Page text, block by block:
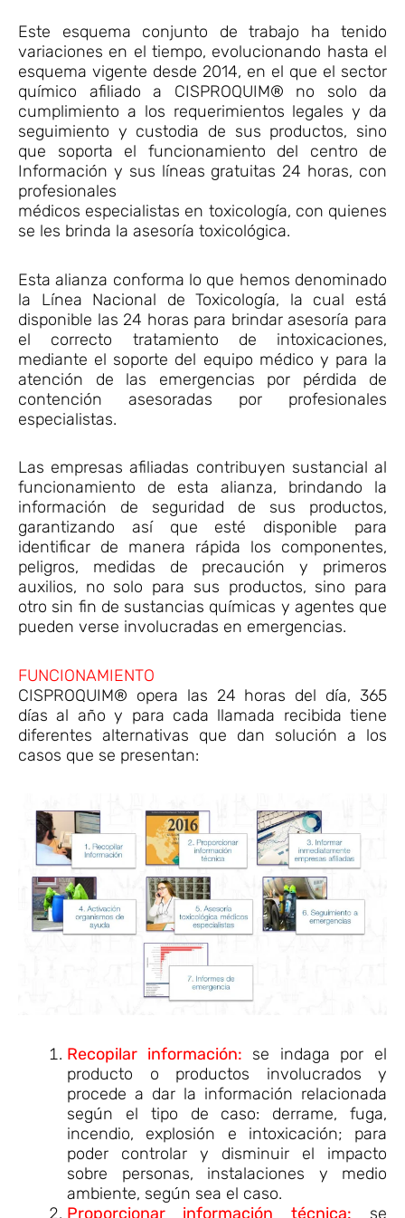
Este esquema conjunto de trabajo ha tenido
variaciones en el tiempo, evolucionando hasta el
esquema vigente desde 2014, en el que el sector
químico afiliado a CISPROQUIM® no solo da
cumplimiento a los requerimientos legales y da
seguimiento y custodia de sus productos, sino
que soporta el funcionamiento del centro de
Información y sus líneas gratuitas 24 horas, con
profesionales
médicos especialistas en toxicología, con quienes
se les brinda la asesoría toxicológica.
Esta alianza conforma lo que hemos denominado
la Línea Nacional de Toxicología, la cual está
disponible las 24 horas para brindar asesoría para
el correcto tratamiento de intoxicaciones,
mediante el soporte del equipo médico y para la
atención de las emergencias por pérdida de
contención asesoradas por profesionales
especialistas.
Las empresas afiliadas contribuyen sustancial al
funcionamiento de esta alianza, brindando la
información de seguridad de sus productos,
garantizando así que esté disponible para
identificar de manera rápida los componentes,
peligros, medidas de precaución y primeros
auxilios, no solo para sus productos, sino para
otro sin fin de sustancias químicas y agentes que
pueden verse involucradas en emergencias.
FUNCIONAMIENTO
CISPROQUIM® opera las 24 horas del día, 365
días al año y para cada llamada recibida tiene
diferentes alternativas que dan solución a los
casos que se presentan:
Recopilar información: se indaga por el
producto o productos involucrados y
procede a dar la información relacionada
según el tipo de caso: derrame, fuga,
incendio, explosión e intoxicación; para
poder controlar y disminuir el impacto
sobre personas, instalaciones y medio
ambiente, según sea el caso.
Proporcionar información técnica: se